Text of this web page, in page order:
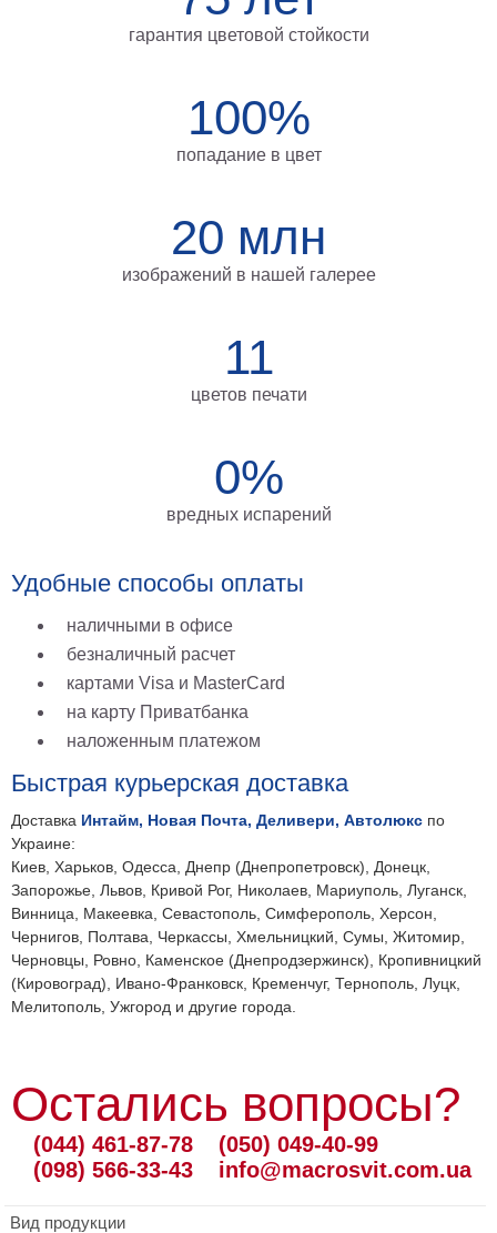
больших
Наши
гарантия цветовой стойкости
100%
попадание в цвет
20 млн
изображений в нашей галерее
11
цветов печати
0%
вредных испарений
Удобные способы оплаты
наличными в офисе
безналичный расчет
картами Visa и MasterCard
на карту Приватбанка
наложенным платежом
Быстрая курьерская доставка
Доставка Интайм, Новая Почта, Деливери, Автолюкс по
Украине:
Киев, Харьков, Одесса, Днепр (Днепропетровск), Донецк,
Запорожье, Львов, Кривой Рог, Николаев, Мариуполь, Луганск,
Винница, Макеевка, Севастополь, Симферополь, Херсон,
Чернигов, Полтава, Черкассы, Хмельницкий, Сумы, Житомир,
Черновцы, Ровно, Каменское (Днепродзержинск), Кропивницкий
(Кировоград), Ивано-Франковск, Кременчуг, Тернополь, Луцк,
Мелитополь, Ужгород и другие города.
Остались вопросы?
(044) 461-87-78
(098) 566-33-43
(050) 049-40-99
info@macrosvit.com.ua
Вид продукции